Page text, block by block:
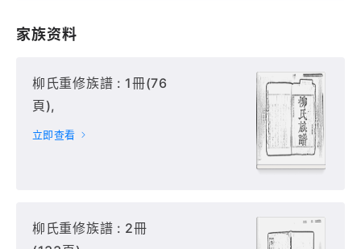
家族资料
柳氏重修族譜 : 1冊(76
頁),
立即查看
柳氏重修族譜 : 2冊